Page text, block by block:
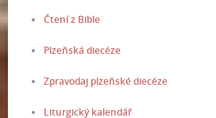
Čtení z Bible
Plzeňská diecéze
Zpravodaj plzeňské diecéze
Liturgický kalendář